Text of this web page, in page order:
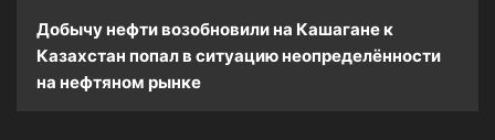
Добычу нефти возобновили на Кашагане к
Казахстан попал в ситуацию неопределённости
на нефтяном рынке